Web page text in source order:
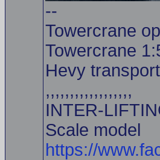
--
Towercrane
Towercrane
Hevy
,,,,,,,,,,,,,,,,,,
INTER-
Scale model
https://